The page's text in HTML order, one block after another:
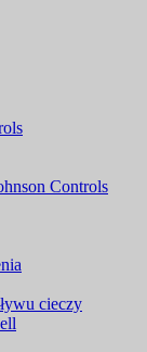
Controls
cieczy